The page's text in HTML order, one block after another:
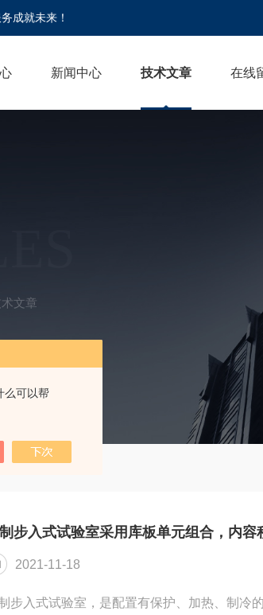
么可以帮
成就未来！
新闻中心 技术文章 在线
文章
步入式试验室采用库板单元组合，内容
2021-11-18
步入式试验室，是配置有保护、加热、制冷